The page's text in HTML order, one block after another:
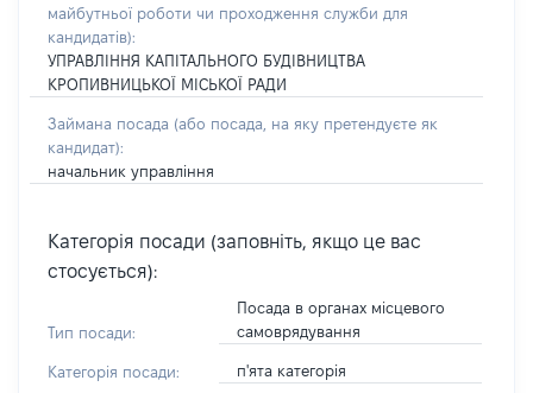
майбутньої роботи чи проходження служби для
кандидатів):
УПРАВЛІННЯ КАПІТАЛЬНОГО БУДІВНИЦТВА
КРОПИВНИЦЬКОЇ МІСЬКОЇ РАДИ
Займана посада (або посада, на яку претендуєте як
кандидат):
начальник управління
Категорія посади (заповніть, якщо це вас
стосується):
Тип посади:
Посада в органах місцевого
самоврядування
Категорія посади: п'ята категорія